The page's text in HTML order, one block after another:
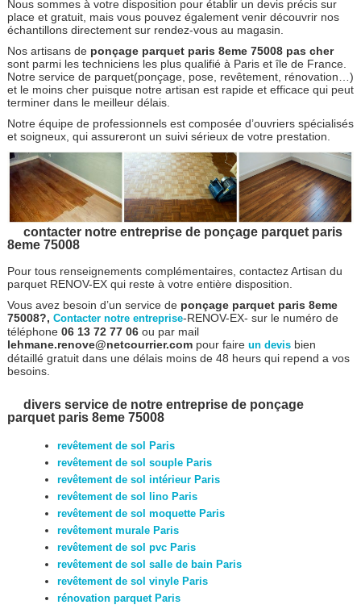
Nous sommes à votre disposition pour établir un devis précis sur
place et gratuit, mais vous pouvez également venir découvrir nos
échantillons directement sur rendez-vous au magasin.
Nos artisans de ponçage parquet paris 8eme 75008 pas cher
sont parmi les techniciens les plus qualifié à Paris et île de France.
Notre service de parquet(ponçage, pose, revêtement, rénovation…)
et le moins cher puisque notre artisan est rapide et efficace qui peut
terminer dans le meilleur délais.
Notre équipe de professionnels est composée d’ouvriers spécialisés
et soigneux, qui assureront un suivi sérieux de votre prestation.
contacter notre entreprise de ponçage parquet paris
8eme 75008
Pour tous renseignements complémentaires, contactez Artisan du
parquet RENOV-EX qui reste à votre entière disposition.
Vous avez besoin d’un service de ponçage parquet paris 8eme
75008?, Contacter notre entreprise-RENOV-EX- sur le numéro de
téléphone 06 13 72 77 06 ou par mail
lehmane.renove@netcourrier.com pour faireun devis bien
détaillé gratuit dans une délais moins de 48 heurs qui repend a vos
besoins.
divers service de notre entreprise de ponçage
parquet paris 8eme 75008
revêtement de sol Paris
revêtement de sol souple Paris
revêtement de sol intérieur Paris
revêtement de sol lino Paris
revêtement de sol moquette Paris
revêtement murale Paris
revêtement de sol pvc Paris
revêtement de sol salle de bain Paris
revêtement de sol vinyle Paris
rénovation parquet Paris